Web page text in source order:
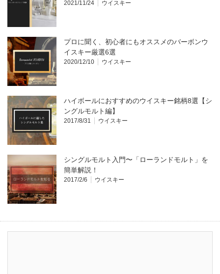
2021/11/24 ウイスキー
プロに聞く、初心者にもオススメのバーボンウ
イスキー厳選6選
2020/12/10 ウイスキー
ハイボールにおすすめのウイスキー銘柄8選【シ
ングルモルト編】
2017/8/31 ウイスキー
シングルモルト入門〜「ローランドモルト」を
簡単解説！
2017/2/6 ウイスキー